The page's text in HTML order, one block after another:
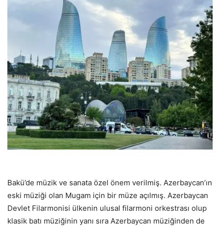
Bakü’de müzik ve sanata özel önem verilmiş. Azerbaycan’ın
eski müziği olan Mugam için bir müze açılmış. Azerbaycan
Devlet Filarmonisi ülkenin ulusal filarmoni orkestrası olup
klasik batı müziğinin yanı sıra Azerbaycan müziğinden de